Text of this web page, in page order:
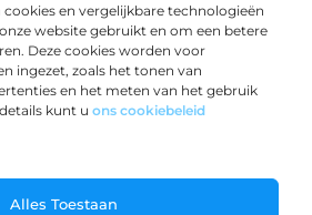
en vergelijkbare technologieën
website gebruikt en om een betere
Deze cookies worden voor
ingezet, zoals het tonen van
en het meten van het gebruik
kunt u ons cookiebeleid
Alles Toestaan